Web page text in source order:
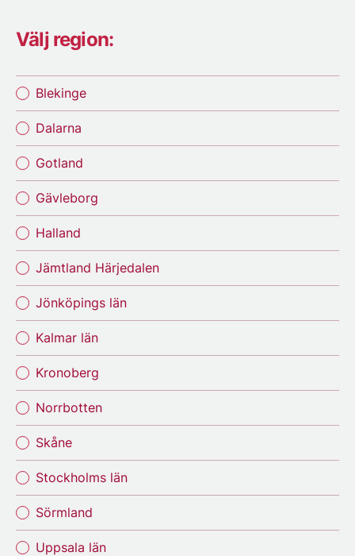
Välj region:
Blekinge
Dalarna
Gotland
Gävleborg
Halland
Jämtland Härjedalen
Jönköpings län
Kalmar län
Kronoberg
Norrbotten
Skåne
Stockholms län
Sörmland
Uppsala län